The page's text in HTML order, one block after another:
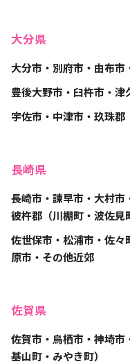
大分県
大分市・別府市・由布市
豊後大野市・臼杵市・
宇佐市・中津市・玖珠
長崎県
長崎市・諫早市・大村市
彼杵郡（川棚町・波佐見
佐世保市・松浦市・佐
原市・その他近郊
佐賀県
佐賀市・鳥栖市・神埼市
基山町・みやき町）